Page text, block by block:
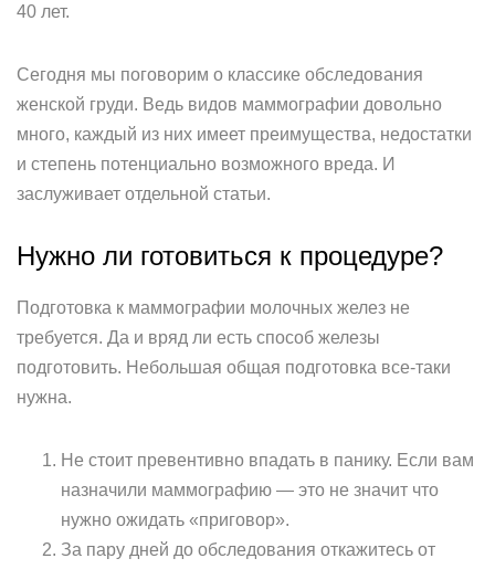
40 лет.
Сегодня мы поговорим о классике обследования
женской груди. Ведь видов маммографии довольно
много, каждый из них имеет преимущества, недостатки
и степень потенциально возможного вреда. И
заслуживает отдельной статьи.
Нужно ли готовиться к процедуре?
Подготовка к маммографии молочных желез не
требуется. Да и вряд ли есть способ железы
подготовить. Небольшая общая подготовка все-таки
нужна.
Не стоит превентивно впадать в панику. Если вам
назначили маммографию — это не значит что
нужно ожидать «приговор».
За пару дней до обследования откажитесь от